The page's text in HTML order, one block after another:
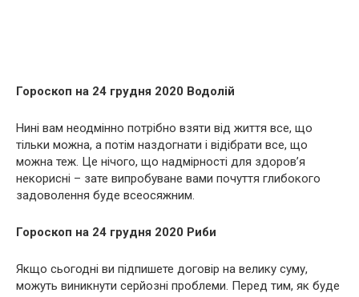
Гороскоп на 24 грудня 2020 Водолій
Нині вам неодмінно потрібно взяти від життя все, що
тільки можна, а потім наздогнати і відібрати все, що
можна теж. Це нічого, що надмірності для здоров’я
некорисні – зате випробуване вами почуття глибокого
задоволення буде всеосяжним.
Гороскоп на 24 грудня 2020 Риби
Якщо сьогодні ви підпишете договір на велику суму,
можуть виникнути серйозні проблеми. Перед тим, як буде